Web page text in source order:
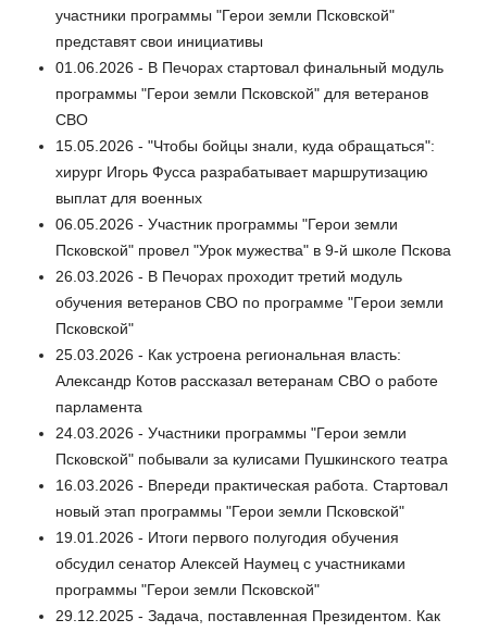
участники программы "Герои земли Псковской"
представят свои инициативы
01.06.2026 - В Печорах стартовал финальный модуль
программы "Герои земли Псковской" для ветеранов
СВО
15.05.2026 - "Чтобы бойцы знали, куда обращаться":
хирург Игорь Фусса разрабатывает маршрутизацию
выплат для военных
06.05.2026 - Участник программы "Герои земли
Псковской" провел "Урок мужества" в 9-й школе Пскова
26.03.2026 - В Печорах проходит третий модуль
обучения ветеранов СВО по программе "Герои земли
Псковской"
25.03.2026 - Как устроена региональная власть:
Александр Котов рассказал ветеранам СВО о работе
парламента
24.03.2026 - Участники программы "Герои земли
Псковской" побывали за кулисами Пушкинского театра
16.03.2026 - Впереди практическая работа. Стартовал
новый этап программы "Герои земли Псковской"
19.01.2026 - Итоги первого полугодия обучения
обсудил сенатор Алексей Наумец с участниками
программы "Герои земли Псковской"
29.12.2025 - Задача, поставленная Президентом. Как